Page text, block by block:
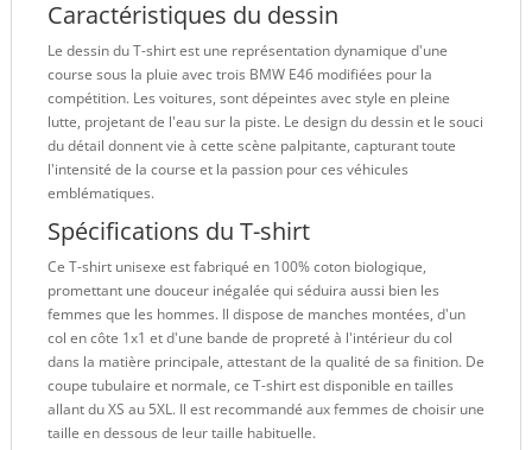
Caractéristiques du dessin
Le dessin du T-shirt est une représentation dynamique d'une
course sous la pluie avec trois BMW E46 modifiées pour la
compétition. Les voitures, sont dépeintes avec style en pleine
lutte, projetant de l'eau sur la piste. Le design du dessin et le souci
du détail donnent vie à cette scène palpitante, capturant toute
l'intensité de la course et la passion pour ces véhicules
emblématiques.
Spécifications du T-shirt
Ce T-shirt unisexe est fabriqué en 100% coton biologique,
promettant une douceur inégalée qui séduira aussi bien les
femmes que les hommes. Il dispose de manches montées, d'un
col en côte 1x1 et d'une bande de propreté à l'intérieur du col
dans la matière principale, attestant de la qualité de sa finition. De
coupe tubulaire et normale, ce T-shirt est disponible en tailles
allant du XS au 5XL. Il est recommandé aux femmes de choisir une
taille en dessous de leur taille habituelle.